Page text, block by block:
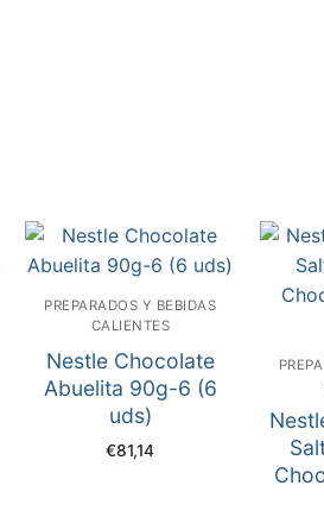
PREPARADOS Y BEBIDAS
CALIENTES
Nestle Chocolate
Abuelita 90g-6 (6
uds)
€81,14